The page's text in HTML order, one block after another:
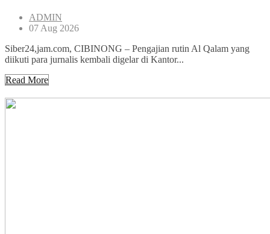
ADMIN
07 Aug 2026
Siber24,jam.com, CIBINONG – Pengajian rutin Al Qalam yang
diikuti para jurnalis kembali digelar di Kantor...
Read More